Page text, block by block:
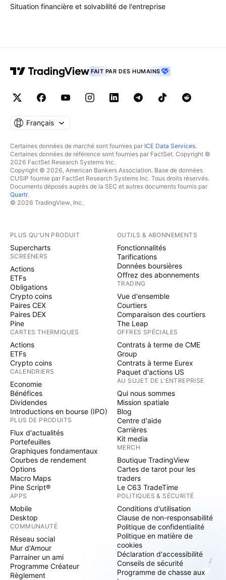
Situation financière et solvabilité de l'entreprise
FAIT PAR DES HUMAINS
Français
Certaines données de marché sont fournies par ICE Data Services.
Certaines données de référence sont fournies par FactSet. Copyright ©
2026 FactSet Research Systems Inc.
Copyright © 2026, American Bankers Association. Base de données
CUSIP fournie par FactSet Research Systems Inc. Tous droits réservés.
Documents déposés auprès de la SEC et autres documents fournis par
Quartr.
© 2026 TradingView, Inc.
PLUS QU'UN PRODUIT
Supercharts
SCREENERS
Actions
ETFs
Obligations
Crypto coins
Paires CEX
Paires DEX
Pine
CARTES THERMIQUES
Actions
ETFs
Crypto coins
CALENDRIERS
Economie
Bénéfices
Dividendes
Introductions en bourse (IPO)
PLUS DE PRODUITS
Flux d'actualités
Portefeuilles
Graphiques fondamentaux
Courbes de rendement
Options
Macro Maps
Pine Script®
APPS
Mobile
Desktop
COMMUNAUTÉ
Réseau social
Mur d'Amour
Parrainer un ami
Programme Créateur
Règlement
OUTILS & ABONNEMENTS
Fonctionnalités
Tarifications
Données boursières
Offrez des abonnements
TRADING
Vue d'ensemble
Courtiers
Comparaison des courtiers
The Leap
OFFRES SPÉCIALES
Contrats à terme de CME
Group
Contrats à terme Eurex
Paquet d'actions US
AU SUJET DE L'ENTREPRISE
Qui nous sommes
Mission spatiale
Blog
Centre d'aide
Carrières
Kit media
MERCH
Boutique TradingView
Cartes de tarot pour les
traders
Le C63 TradeTime
POLITIQUES & SÉCURITÉ
Conditions d'utilisation
Clause de non-responsabilité
Politique de confidentialité
Politique en matière de
cookies
Déclaration d'accessibilité
Conseils de sécurité
Programme de chasse aux